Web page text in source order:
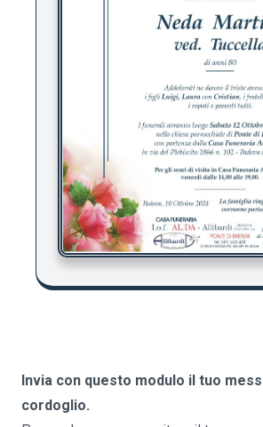
Invia con questo modulo il tuo
cordoglio.